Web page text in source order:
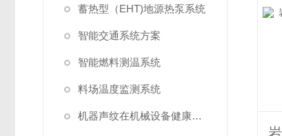
蓄热型（EHT)地源热泵系统
智能交通系统方案
智能燃料测温系统
料场温度监测系统
机器声纹在机械设备健康状态监测中的应用